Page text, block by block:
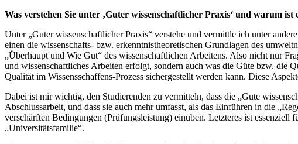
Was verstehen Sie unter ‚Guter wissenschaftlicher Praxis‘ und warum
Unter „Guter wissenschaftlicher Praxis“ verstehe und vermittle ich unter
einen die wissenschafts- bzw. erkenntnistheoretischen Grundlagen des
„Überhaupt und Wie Gut“ des wissenschaftlichen Arbeitens. Also nicht nur
und wissenschaftliches Arbeiten erfolgt, sondern auch was die Güte bzw. die
Qualität im Wissensschaffens-Prozess sichergestellt werden kann. Diese
Dabei ist mir wichtig, den Studierenden zu vermitteln, dass die „Gute
Abschlussarbeit, und dass sie auch mehr umfasst, als das Einführen in die
verschärften Bedingungen (Prüfungsleistung) einüben. Letzteres ist
„Universitätsfamilie“.